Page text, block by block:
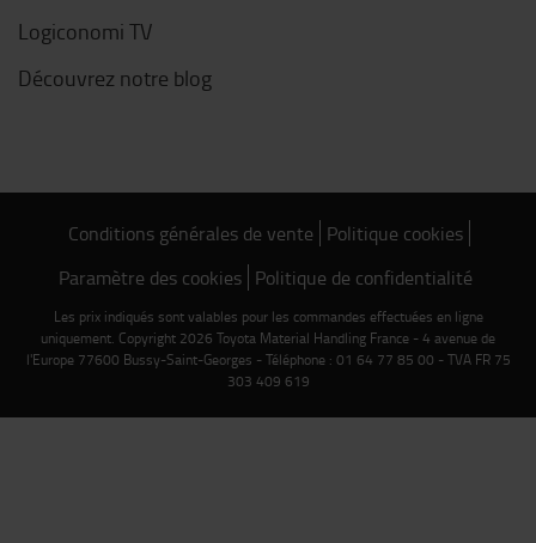
Logiconomi TV
Découvrez notre blog
Conditions générales de vente Politique cookies
Paramètre des cookies Politique de confidentialité
Les prix indiqués sont valables pour les commandes effectuées en ligne
uniquement. Copyright 2026 Toyota Material Handling France - 4 avenue de
l'Europe 77600 Bussy-Saint-Georges - Téléphone : 01 64 77 85 00 - TVA FR 75
303 409 619